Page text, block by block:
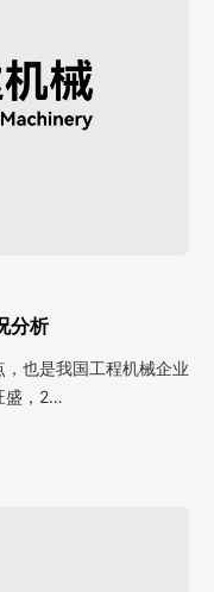
分析
也是我国工程机械企业
盛，2…